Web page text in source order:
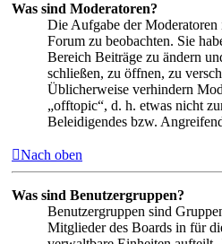
Was sind Moderatoren?
Die Aufgabe der Moderatoren
Forum zu beobachten. Sie
Bereich Beiträge zu ändern
schließen, zu öffnen, zu
Üblicherweise verhindern
„offtopic“, d. h. etwas nicht
Beleidigendes bzw.
Nach oben
Was sind Benutzergruppen?
Benutzergruppen sind
Mitglieder des Boards in für